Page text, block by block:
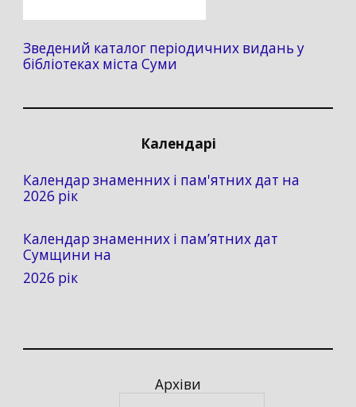
Зведений каталог періодичних видань у
бібліотеках міста Суми
Календарі
Календар знаменних і пам'ятних дат на
2026 рік
Календар знаменних і пам’ятних дат
Сумщини на
2026 рік
Архіви